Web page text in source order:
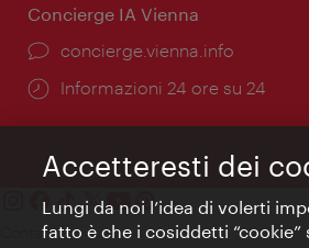
Concierge IA Vienna
Ort:
concierge.vienna.info
Öffnungszeiten:
Informazioni 24 ore su 24
Contatti
Accetteresti dei
Lungi da noi l’idea di volerti
fatto è che i cosiddetti “cookie”